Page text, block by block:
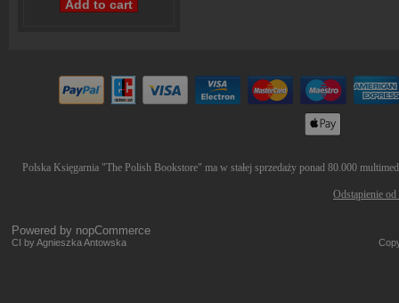
Polska Księgarnia "The Polish Bookstore" ma w stałej sprzedaży ponad 80.000
Odstąpienie
Powered by nopCommerce
CI by Agnieszka Antowska